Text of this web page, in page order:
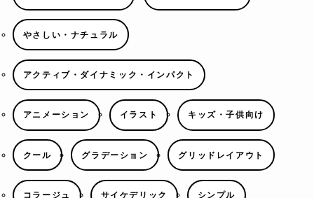
やさしい・ナチュラル
アクティブ・ダイナミック・インパクト
アニメーション イラスト キッズ・子供向け
クール グラデーション グリッドレイアウト
コラージュ サイケデリック シンプル